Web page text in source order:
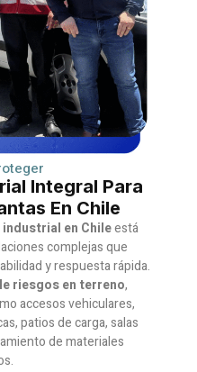
Integral Para
En Chile
en Chileestá
complejas que
y respuesta rápida.
riesgos en terreno,
accesos vehiculares,
patios de carga, salas
de materiales